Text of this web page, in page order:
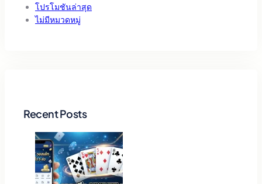
โปรโมชันล่าสุด
ไม่มีหมวดหมู่
Recent Posts